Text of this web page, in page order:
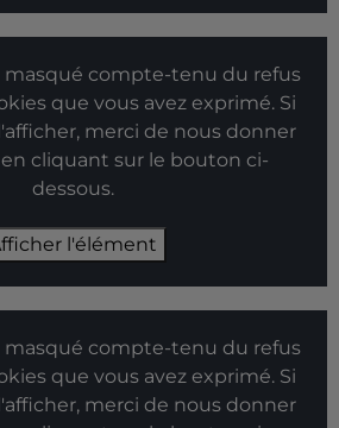
compte-tenu du refus
que vous avez exprimé. Si
merci de nous donner
cliquant sur le bouton ci-
dessous.
l'élément
compte-tenu du refus
que vous avez exprimé. Si
merci de nous donner